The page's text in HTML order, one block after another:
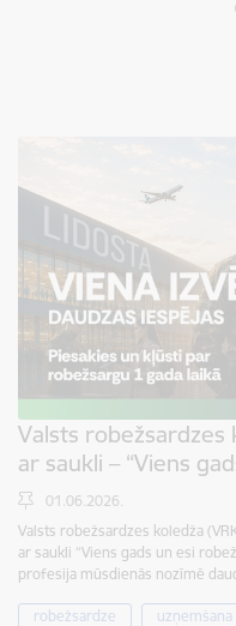
Valsts robežsardzes
ar saukli – “Viens
01.06.2026.
Valsts robežsardzes koledža
ar saukli “Viens gads un esi
profesija mūsdienās nozīmē
robežsardze uzņemšana